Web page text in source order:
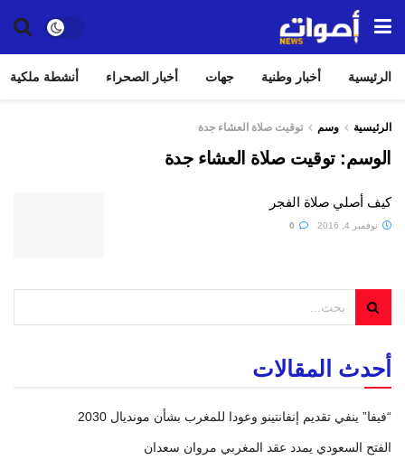
الرئيسية أخبار وطنية جهات أخبار الصحراء أنشطة ملكية
الرئيسية وسم توقيت صلاة العشاء جدة
الوسم:توقيت صلاة العشاء جدة
كيف أصلي صلاة الفجر
نوفمبر 4, 2016
أحدث المقالات
“فيفا” ينفي تقديم إنفانتينو وعودا للمغرب بشأن مونديال 2030
الفتح السعودي يمدد عقد المغربي مروان سعدان